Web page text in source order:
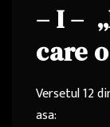
– I –
care
Versetul 12
asa: